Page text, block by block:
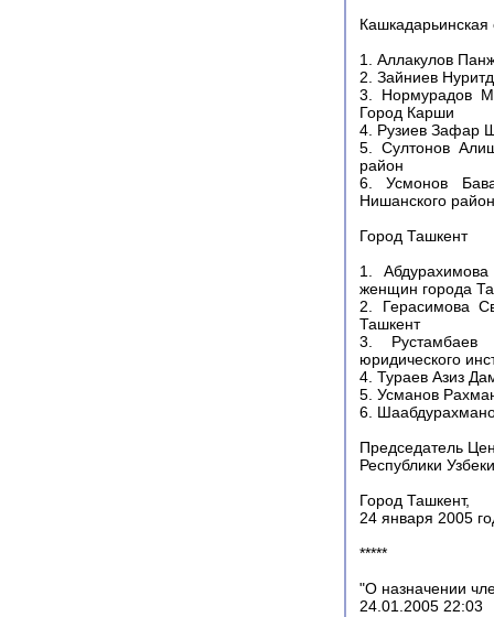
Кашкадарьинская
1. Аллакулов
2. Зайниев
3. Нормурадов
Город Карши
4. Рузиев Зафар
5. Султонов
район
6. Усмонов
Нишанского
Город Ташкент
1.
женщин города
2. Герасимова
Ташкент
3. Рустамбаев
юридического
4. Тураев Азиз
5. Усманов
6.
Председатель
Республики
Город Ташкент,
24 января 2005
*****
"О назначении
24.01.2005 22:03